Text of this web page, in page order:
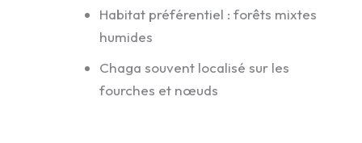
Habitat préférentiel : forêts mixtes
humides
Chaga souvent localisé sur les
fourches et nœuds